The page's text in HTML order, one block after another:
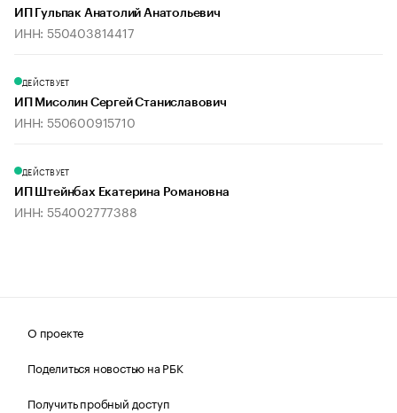
ИП Гульпак Анатолий Анатольевич
ИНН: 550403814417
ДЕЙСТВУЕТ
ИП Мисолин Сергей Станиславович
ИНН: 550600915710
ДЕЙСТВУЕТ
ИП Штейнбах Екатерина Романовна
ИНН: 554002777388
О проекте
Поделиться новостью на РБК
Получить пробный доступ